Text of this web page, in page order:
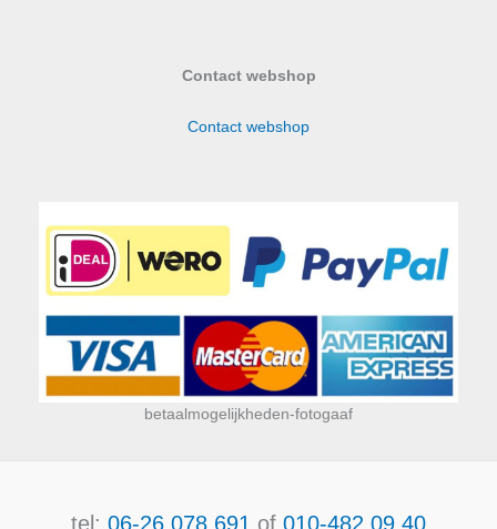
Contact webshop
Contact webshop
betaalmogelijkheden-fotogaaf
tel: 06-26.078.691 of 010-482.09.40